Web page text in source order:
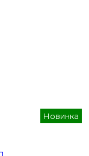
Новинка